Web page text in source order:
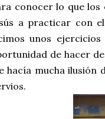
conocer lo que los
a practicar con
unos
de hacer
hacía mucha ilusión